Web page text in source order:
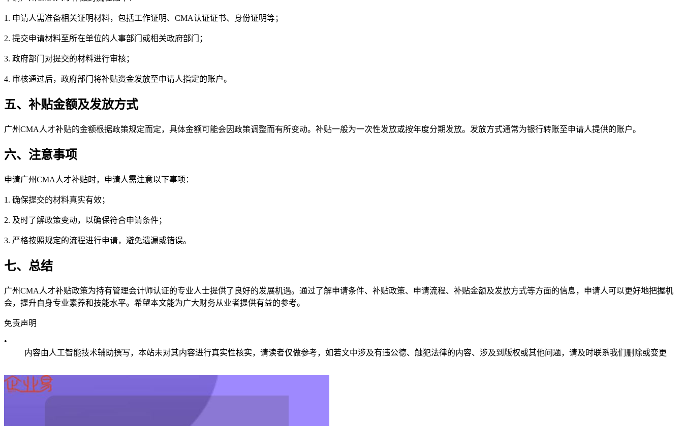
1. 申请人需准备相关证明材料，包括工作证明、CMA认证证书、身份证明等；
2. 提交申请材料至所在单位的人事部门或相关政府部门；
3. 政府部门对提交的材料进行审核；
4. 审核通过后，政府部门将补贴资金发放至申请人指定的账户。
五、补贴金额及发放方式
广州CMA人才补贴的金额根据政策规定而定，具体金额可能会因政策调整而有所变动。补贴一般为一次性发放或按年度分期发放。发放方式通常为银行转账至申请人提供的账户。
六、注意事项
申请广州CMA人才补贴时，申请人需注意以下事项：
1. 确保提交的材料真实有效；
2. 及时了解政策变动，以确保符合申请条件；
3. 严格按照规定的流程进行申请，避免遗漏或错误。
七、总结
广州CMA人才补贴政策为持有管理会计师认证的专业人士提供了良好的发展机遇。通过了解申请条件、补贴政策、申请流程、补贴金额及发放方式等方面的信息，申请人可以更好地把握机
会，提升自身专业素养和技能水平。希望本文能为广大财务从业者提供有益的参考。
免责声明
•
内容由人工智能技术辅助撰写，本站未对其内容进行真实性核实，请读者仅做参考，如若文中涉及有违公德、触犯法律的内容、涉及到版权或其他问题，请及时联系我们删除或变更